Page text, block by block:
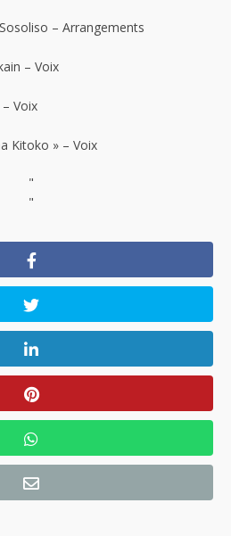
– Arrangements
– Voix
Voix
Kitoko » – Voix
"
"